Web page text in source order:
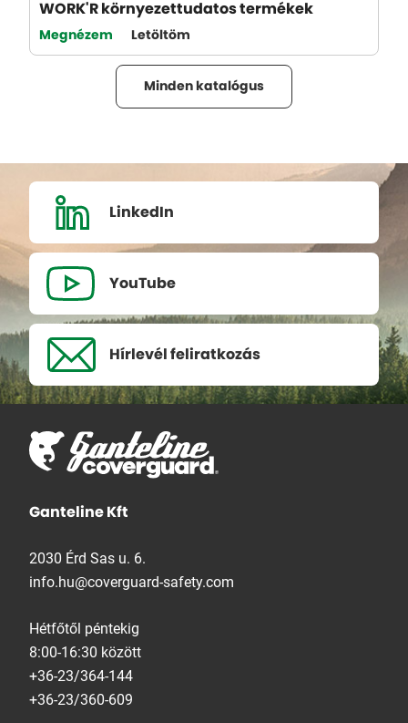
WORK'R környezettudatos termékek
Megnézem Letöltöm
Minden katalógus
LinkedIn
YouTube
Hírlevél feliratkozás
Ganteline Kft
2030 Érd Sas u. 6.
info.hu@coverguard-safety.com
Hétfőtől péntekig
8:00-16:30 között
+36-23/364-144
+36-23/360-609